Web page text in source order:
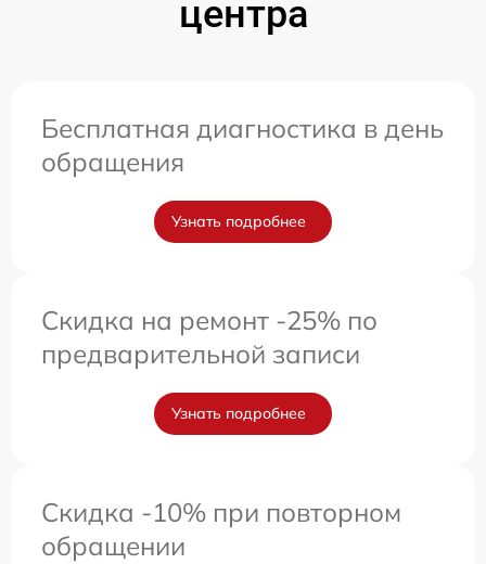
центра
Бесплатная диагностика в день
обращения
Узнать подробнее
Скидка на ремонт -25% по
предварительной записи
Узнать подробнее
Скидка -10% при повторном
обращении